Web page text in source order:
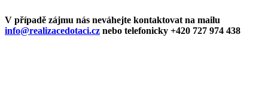
V případě zájmu nás neváhejte kontaktovat na mailu
info@realizacedotaci.cz nebo telefonicky +420 727 974 438